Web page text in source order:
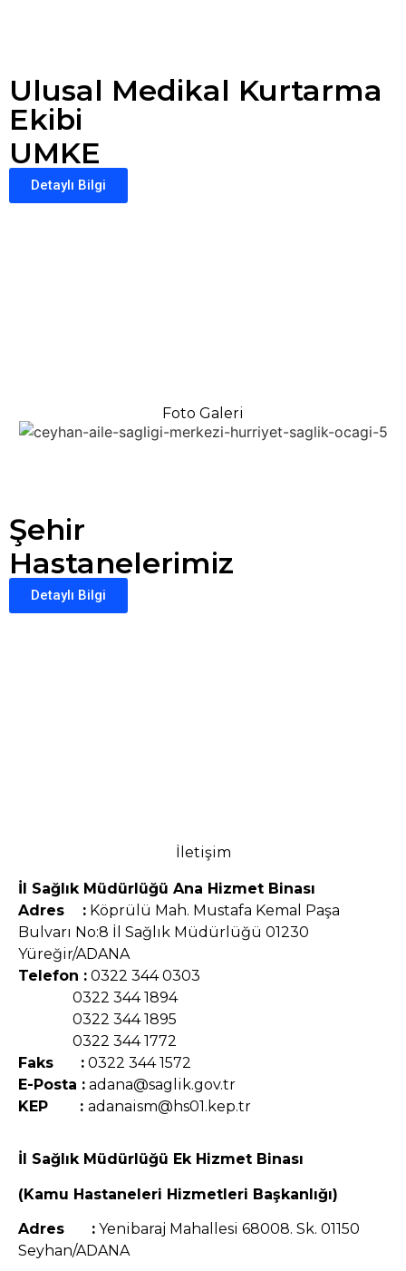
Ulusal Medikal Kurtarma
Ekibi
UMKE
Detaylı Bilgi
Foto Galeri
Şehir
Hastanelerimiz
Detaylı Bilgi
İletişim
İl Sağlık Müdürlüğü Ana Hizmet Binası
Adres : Köprülü Mah. Mustafa Kemal Paşa
Bulvarı No:8 İl Sağlık Müdürlüğü 01230
Yüreğir/ADANA
Telefon : 0322 344 0303
0322 344 1894
0322 344 1895
0322 344 1772
Faks : 0322 344 1572
E-Posta : adana@saglik.gov.tr
KEP : adanaism@hs01.kep.tr
İl Sağlık Müdürlüğü Ek Hizmet Binası
(Kamu Hastaneleri Hizmetleri Başkanlığı)
Adres : Yenibaraj Mahallesi 68008. Sk. 01150
Seyhan/ADANA